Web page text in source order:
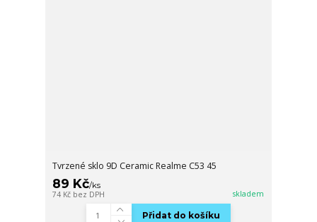
Tvrzené sklo 9D Ceramic Realme C53 45
89 Kč/ks
74 Kč bez DPH skladem
Přidat do košíku